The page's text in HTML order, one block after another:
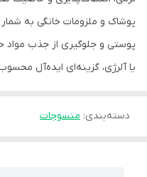
پوشاک و ملزومات خانگی به
پوستی و جلوگیری از جذب مواد
یا آلرژی، گزینه‌ای ایده‌آل
دسته‌بندی: منسوجات